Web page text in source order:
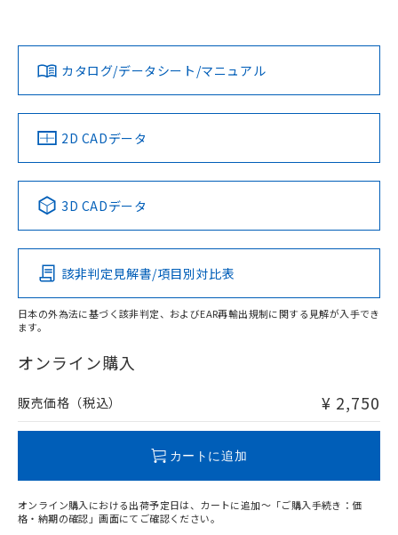
ダウンロードデータをご利用いただく前に、以下を必ずお読
みください。
ソフトウェアの使用条件
対応済み
中国 RoHS 注意事項・凡例
Pb Hg Cd Cr(VI)
O
在庫等で未対応品が混在する可能性があります。
問い合わせください。
LR型式承認
（イギリス
船舶規格）
DNV型式承認
（ノルウェー
BV型式承認
（フランス
KR型式
（韓国
No No No No
この製品の規格認証/適合状況ページへ
その他の認証はこちらのページからご検索ください
カタログ/データシート/マニュアル
2D CADデータ
3D CADデータ
該非判定見解書/項目別対比表
日本の外為法に基づく該非判定、およびEAR再輸出規制に関する見解が入手でき
ます。
オンライン購入
販売価格（税込） ¥ 2,750
カートに追加
オンライン購入における出荷予定日は、カートに追加～「ご購入手続き：価
格・納期の確認」画面にてご確認ください。